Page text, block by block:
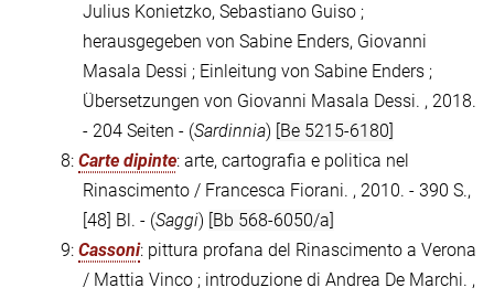
Julius Konietzko, Sebastiano Guiso ;
herausgegeben von Sabine Enders, Giovanni
Masala Dessi ; Einleitung von Sabine Enders ;
Übersetzungen von Giovanni Masala Dessi. , 2018.
- 204 Seiten - (Sardinnia) [Be 5215-6180]
8: Carte dipinte: arte, cartografia e politica nel
Rinascimento / Francesca Fiorani. , 2010. - 390 S.,
[48] Bl. - (Saggi) [Bb 568-6050/a]
9: Cassoni: pittura profana del Rinascimento a Verona
/ Mattia Vinco ; introduzione di Andrea De Marchi. ,